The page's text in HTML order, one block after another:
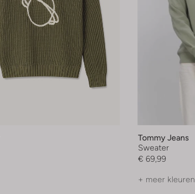
Tommy Jeans
Sweater
€ 69,99
+ meer kleuren